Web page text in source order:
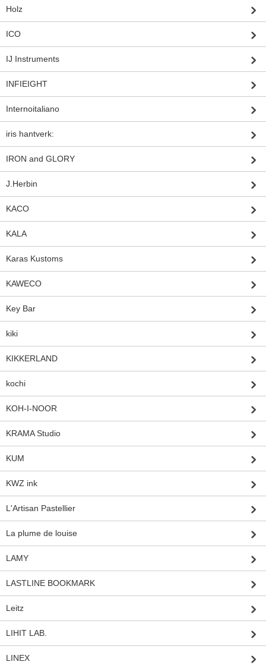
Holz
ICO
IJ Instruments
INFIEIGHT
Internoitaliano
iris hantverk:
IRON and GLORY
J.Herbin
KACO
KALA
Karas Kustoms
KAWECO
Key Bar
kiki
KIKKERLAND
kochi
KOH-I-NOOR
KRAMA Studio
KUM
KWZ ink
L'Artisan Pastellier
La plume de louise
LAMY
LASTLINE BOOKMARK
Leitz
LIHIT LAB.
LINEX